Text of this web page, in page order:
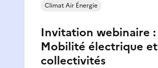
Invitation webinaire :
Mobilité électrique et
collectivités
Climat Air Énergie